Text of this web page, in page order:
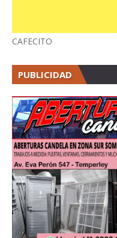
CAFECITO
PUBLICIDAD